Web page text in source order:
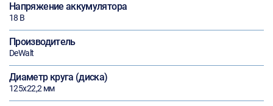
Напряжение аккумулятора
18 В
Производитель
DeWalt
Диаметр круга (диска)
125х22,2 мм